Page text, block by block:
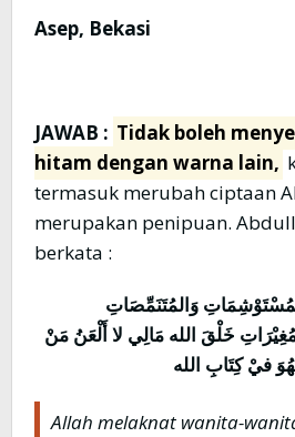
Asep, Bekasi
JAWAB : Tidak boleh
hitam dengan warna lain,
termasuk merubah ciptaan
merupakan penipuan.
berkata :
وَالمُتَنَمِّصَاتِ
خَلْقَ الله مَالِي لا أَلْعَنُ مَنْ
فيْ كِتَابِ الله
Allah melaknat wanita-